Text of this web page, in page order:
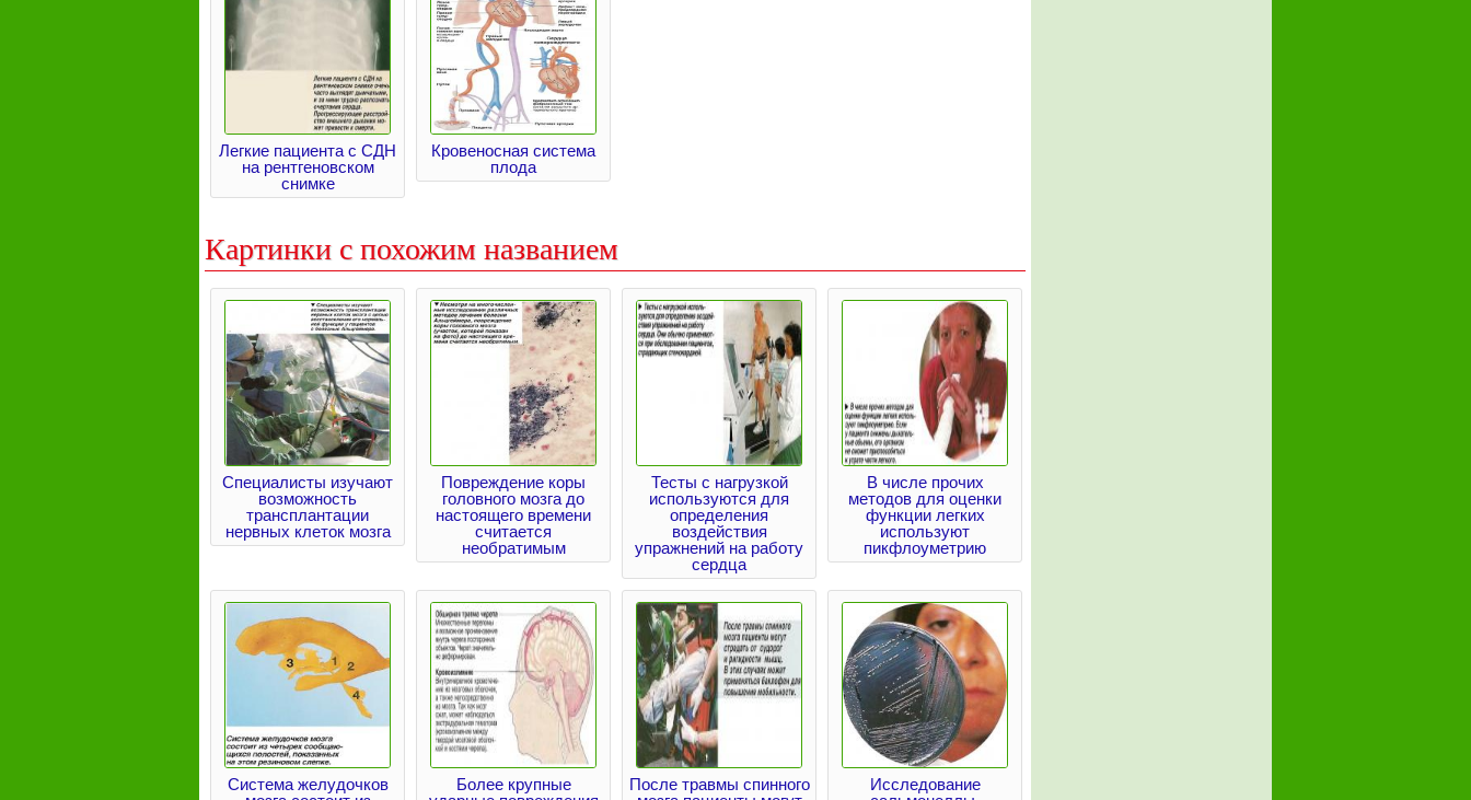
Легкие пациента с СДН
на рентгеновском
снимке
Кровеносная система
плода
Картинки с похожим названием
Специалисты изучают
возможность
трансплантации
нервных клеток мозга
Повреждение коры
головного мозга до
настоящего времени
считается
необратимым
Тесты с нагрузкой
используются для
определения
воздействия
упражнений на работу
сердца
В числе прочих
методов для оценки
функции легких
используют
пикфлоуметрию
Система желудочков
Более крупные
После травмы спинного
Исследование